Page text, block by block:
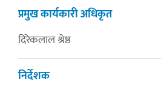
प्रमुख कार्यकारी अधिकृत
दिरेकलाल श्रेष्ठ
निर्देशक